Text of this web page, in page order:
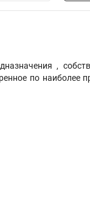
,
по наиболее